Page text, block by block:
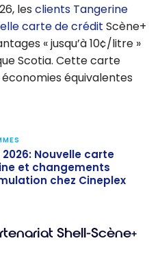
les clients Tangerine
carte de crédit Scène+
« jusqu’à 10¢/litre »
Scotia. Cette carte
équivalentes
2026: Nouvelle carte
et changements
chez Cineplex
Shell-Scène+